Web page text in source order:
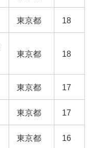
東京都 18
東京都 18
東京都 17
東京都 17
東京都 16